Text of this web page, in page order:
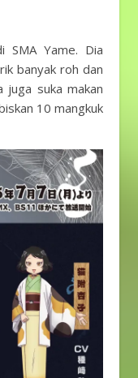
SMA Yame. Dia
banyak roh dan
juga suka makan
10 mangkuk